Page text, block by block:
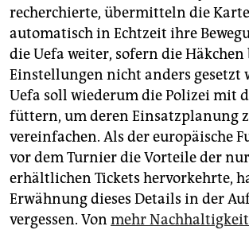
recherchierte, übermitteln die
automatisch in Echtzeit ihre
die Uefa weiter, sofern die Häkchen
Einstellungen nicht anders gesetzt
Uefa soll wiederum die Polizei mit
füttern, um deren Einsatzplanung
vereinfachen. Als der europäische
vor dem Turnier die Vorteile der
erhältlichen Tickets hervorkehrte,
Erwähnung dieses Details in der
vergessen. Von mehr Nachhaltigkeit